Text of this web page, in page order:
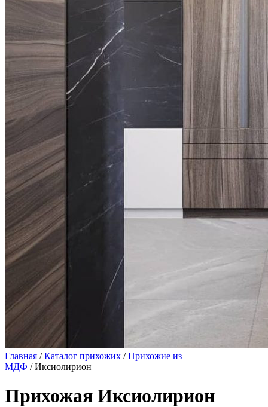
Главная /Каталог прихожих /Прихожие из
МДФ / Иксиолирион
Прихожая Иксиолирион